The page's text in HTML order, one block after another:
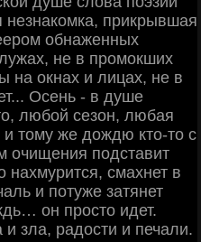
незнакомка, прикрывшая
обнаженных
не в промокших
на окнах и лицах, не в
Осень - в душе
любой сезон, любая
тому же дождю кто-то с
очищения подставит
нахмурится, смахнет в
и потуже затянет
он просто идет.
зла, радости и печали.